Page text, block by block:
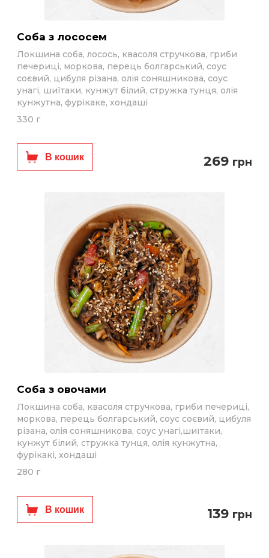
Соба з лососем
Локшина соба, лосось, квасоля стручкова, гриби
печериці, моркова, перець болгарський, соус
соєвий, цибуля різана, олія соняшникова, соус
унагі, шиїтаки, кунжут білий, стружка тунця, олія
кунжутна, фурікаке, хондаші
330 г
В кошик 269 грн
Соба з овочами
Локшина соба, квасоля стручкова, гриби печериці,
моркова, перець болгарський, соус соєвий, цибуля
різана, олія соняшникова, соус унагі,шиїтаки,
кунжут білий, стружка тунця, олія кунжутна,
фурікакі, хондаші
280 г
В кошик 139 грн